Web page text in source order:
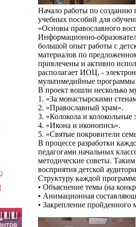
Начало работы по созданию
учебных пособий для
«Основы православного
Информационно-
большой опыт работы с
материалов по
привлечены и активно
располагает ИОЦ, -
мультимедийные программы
В проект вошли несколько
1. «За монастырскими
2. «Православный храм».
3. «Колокола и колокольные
4. «Икона и иконопись».
5. «Святые покровители
В процессе разработки
педагогами начальных
методические советы.
восприятия детской
Структуру каждой
• Объяснение темы (на
• Анимационная
• Закрепление пройденного